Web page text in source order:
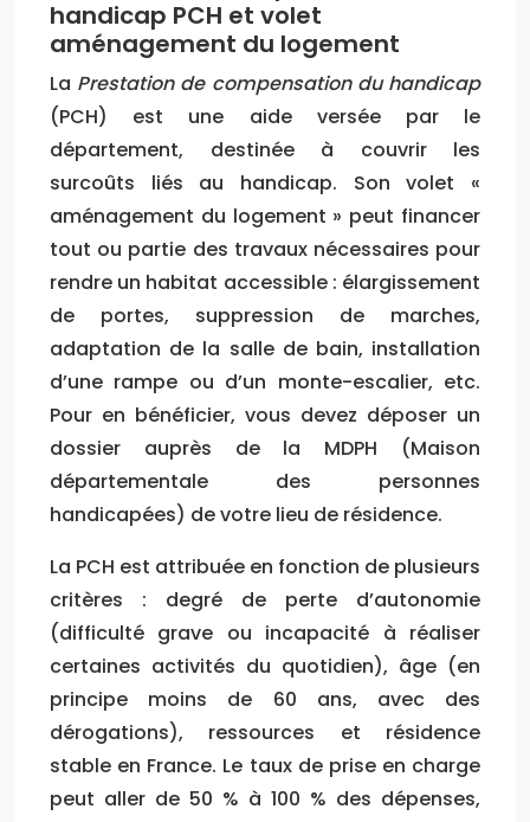
handicap PCH et volet
aménagement du logement
La Prestation de compensation du handicap
(PCH) est une aide versée par le
département, destinée à couvrir les
surcoûts liés au handicap. Son volet «
aménagement du logement » peut financer
tout ou partie des travaux nécessaires pour
rendre un habitat accessible : élargissement
de portes, suppression de marches,
adaptation de la salle de bain, installation
d’une rampe ou d’un monte-escalier, etc.
Pour en bénéficier, vous devez déposer un
dossier auprès de la MDPH (Maison
départementale des personnes
handicapées) de votre lieu de résidence.
La PCH est attribuée en fonction de plusieurs
critères : degré de perte d’autonomie
(difficulté grave ou incapacité à réaliser
certaines activités du quotidien), âge (en
principe moins de 60 ans, avec des
dérogations), ressources et résidence
stable en France. Le taux de prise en charge
peut aller de 50 % à 100 % des dépenses,